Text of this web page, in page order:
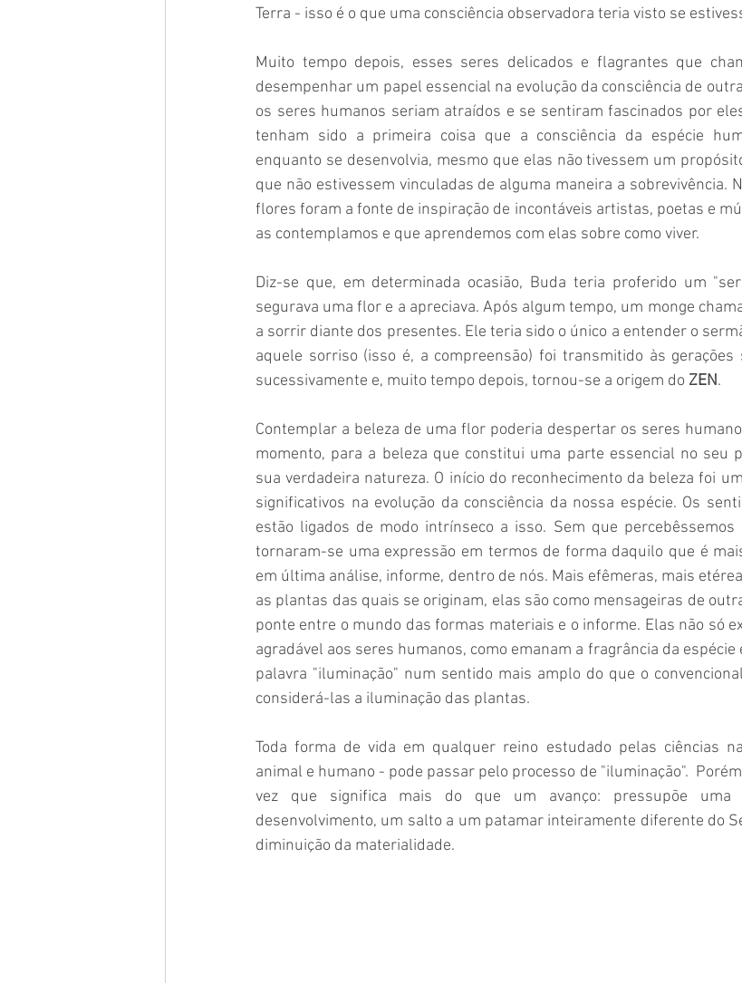
Terra - isso é o que uma consciência observadora teria visto se
Muito tempo depois, esses seres delicados e flagrantes que
desempenhar um papel essencial na evolução da consciência de
os seres humanos seriam atraídos e se sentiram fascinados por
tenham sido a primeira coisa que a consciência da espécie
enquanto se desenvolvia, mesmo que elas não tivessem um
que não estivessem vinculadas de alguma maneira a sobrevivência.
flores foram a fonte de inspiração de incontáveis artistas, poetas e
as contemplamos e que aprendemos com elas sobre como viver.
Diz-se que, em determinada ocasião, Buda teria proferido um
segurava uma flor e a apreciava. Após algum tempo, um monge
a sorrir diante dos presentes. Ele teria sido o único a entender o
aquele sorriso (isso é, a compreensão) foi transmitido às
sucessivamente e, muito tempo depois, tornou-se a origem do ZEN.
Contemplar a beleza de uma flor poderia despertar os seres
momento, para a beleza que constitui uma parte essencial no seu
sua verdadeira natureza. O início do reconhecimento da beleza foi
significativos na evolução da consciência da nossa espécie. Os
estão ligados de modo intrínseco a isso. Sem que
tornaram-se uma expressão em termos de forma daquilo que é
em última análise, informe, dentro de nós. Mais efêmeras, mais
as plantas das quais se originam, elas são como mensageiras de
ponte entre o mundo das formas materiais e o informe. Elas não só
agradável aos seres humanos, como emanam a fragrância da
palavra "iluminação" num sentido mais amplo do que o
considerá-las a iluminação das plantas.
Toda forma de vida em qualquer reino estudado pelas ciências
animal e humano - pode passar pelo processo de "iluminação".
vez que significa mais do que um avanço: pressupõe uma
desenvolvimento, um salto a um patamar inteiramente diferente do
diminuição da materialidade.